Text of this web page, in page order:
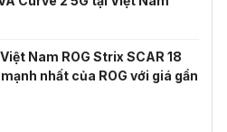
Nam ROG Strix SCAR 18
nhất của ROG với giá gần